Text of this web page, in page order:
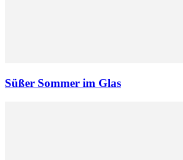
Süßer Sommer im Glas